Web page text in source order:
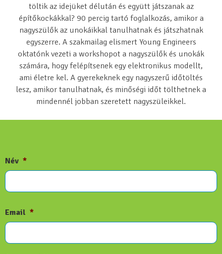
töltik az idejüket délután és együtt játszanak az
építőkockákkal? 90 percig tartó foglalkozás, amikor a
nagyszülők az unokáikkal tanulhatnak és játszhatnak
egyszerre. A szakmailag elismert Young Engineers
oktatónk vezeti a workshopot a nagyszülők és unokák
számára, hogy felépítsenek egy elektronikus modellt,
ami életre kel. A gyerekeknek egy nagyszerű időtöltés
lesz, amikor tanulhatnak, és minőségi időt tölthetnek a
mindennél jobban szeretett nagyszüleikkel.
Név *
Email *